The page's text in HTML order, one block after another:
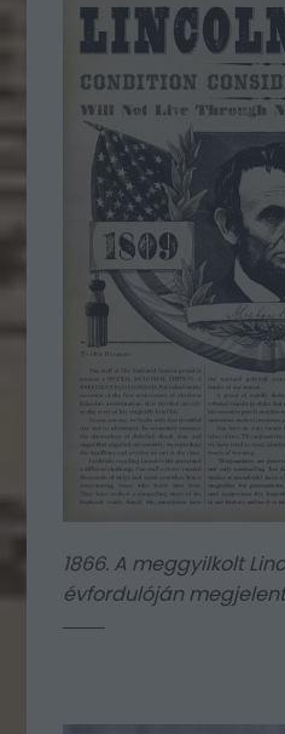
1866. A meggyilkolt
évfordulóján